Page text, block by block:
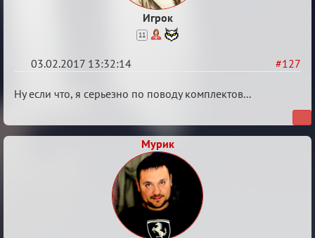
Игрок
11
#127
03.02.2017 13:32:14
Re:
Ну если что, я серьезно по поводу комплектов...
Мурик